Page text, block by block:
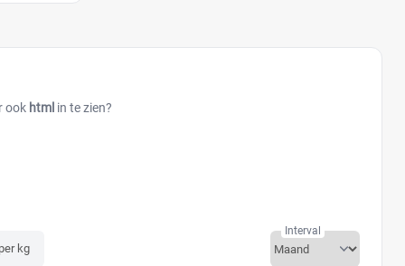
ook html in te zien?
kg
Interval